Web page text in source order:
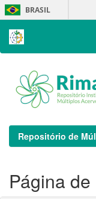
Skip
navigation
BRASIL
Repositório de
Página